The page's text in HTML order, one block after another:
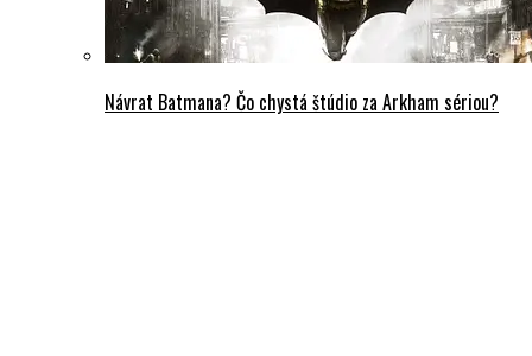
Návrat Batmana? Čo chystá štúdio za Arkham sériou?